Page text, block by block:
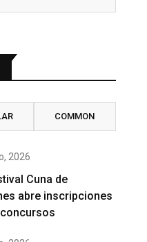
COMMON
2026
Cuna de
abre inscripciones